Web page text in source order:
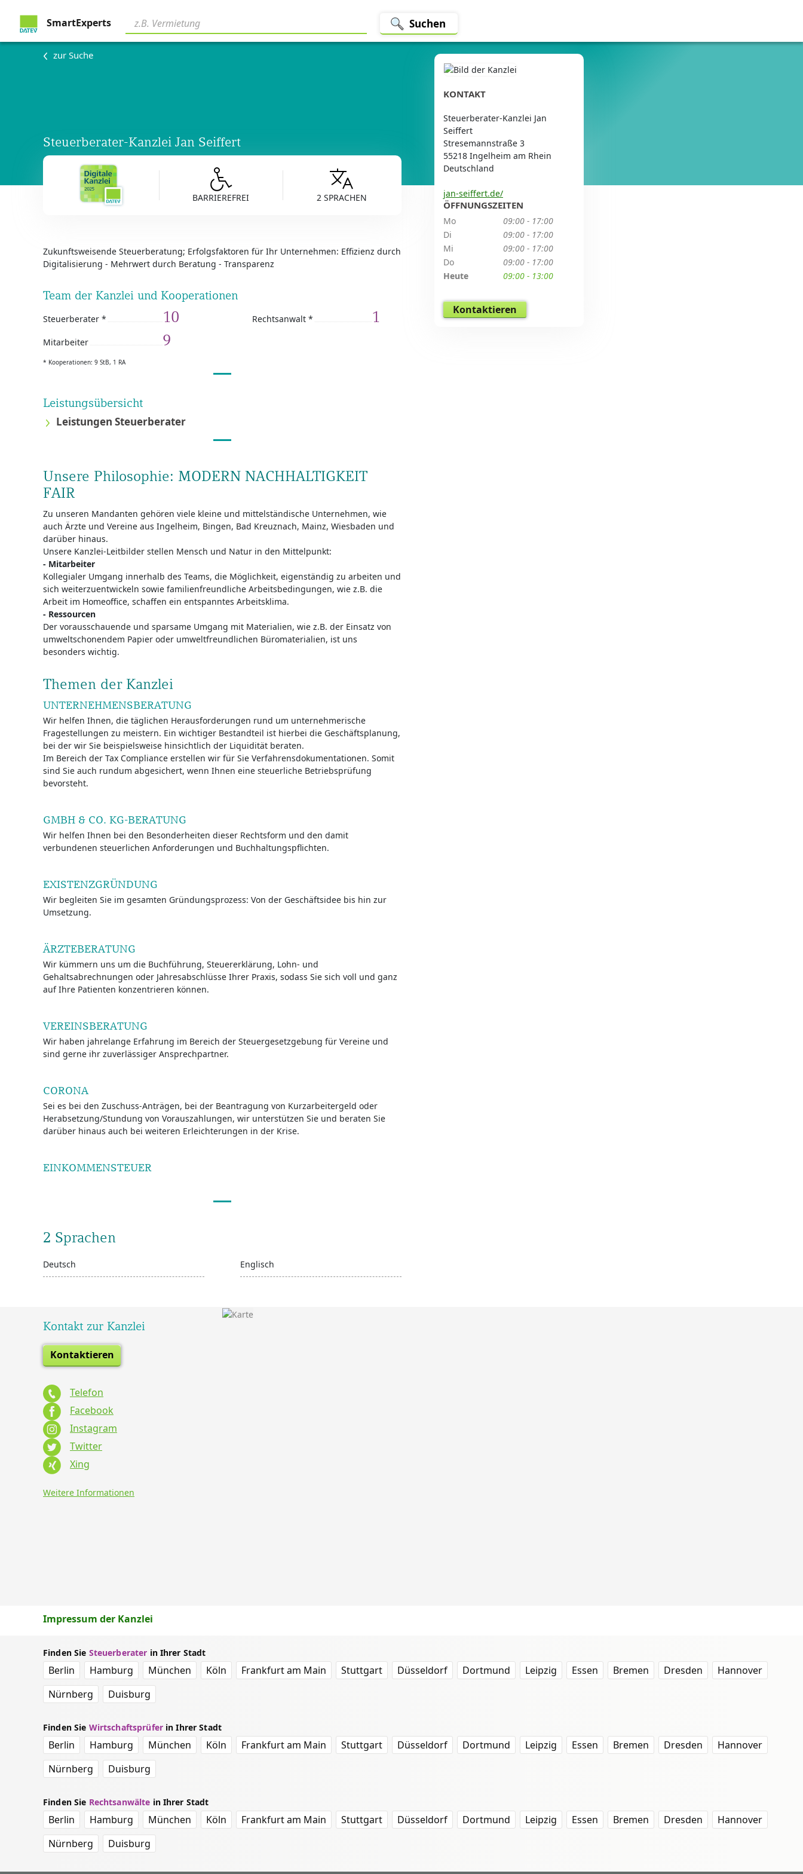
SmartExperts Suchen
zur Suche
Steuerberater-Kanzlei Jan Seiffert
BARRIEREFREI 2 SPRACHEN
Zukunftsweisende Steuerberatung; Erfolgsfaktoren für Ihr Unternehmen: Effizienz durch
Digitalisierung - Mehrwert durch Beratung - Transparenz
Team der Kanzlei und Kooperationen
Steuerberater * 10 Rechtsanwalt * 1
Mitarbeiter 9
* Kooperationen: 9 StB, 1 RA
Leistungsübersicht
Leistungen Steuerberater
Unsere Philosophie: MODERN NACHHALTIGKEIT
FAIR
Zu unseren Mandanten gehören viele kleine und mittelständische Unternehmen, wie
auch Ärzte und Vereine aus Ingelheim, Bingen, Bad Kreuznach, Mainz, Wiesbaden und
darüber hinaus.
Unsere Kanzlei-Leitbilder stellen Mensch und Natur in den Mittelpunkt:
- Mitarbeiter
Kollegialer Umgang innerhalb des Teams, die Möglichkeit, eigenständig zu arbeiten und
sich weiterzuentwickeln sowie familienfreundliche Arbeitsbedingungen, wie z.B. die
Arbeit im Homeoffice, schaffen ein entspanntes Arbeitsklima.
- Ressourcen
Der vorausschauende und sparsame Umgang mit Materialien, wie z.B. der Einsatz von
umweltschonendem Papier oder umweltfreundlichen Büromaterialien, ist uns
besonders wichtig.
Themen der Kanzlei
UNTERNEHMENSBERATUNG
Wir helfen Ihnen, die täglichen Herausforderungen rund um unternehmerische
Fragestellungen zu meistern. Ein wichtiger Bestandteil ist hierbei die Geschäftsplanung,
bei der wir Sie beispielsweise hinsichtlich der Liquidität beraten.
Im Bereich der Tax Compliance erstellen wir für Sie Verfahrensdokumentationen. Somit
sind Sie auch rundum abgesichert, wenn Ihnen eine steuerliche Betriebsprüfung
bevorsteht.
GMBH & CO. KG-BERATUNG
Wir helfen Ihnen bei den Besonderheiten dieser Rechtsform und den damit
verbundenen steuerlichen Anforderungen und Buchhaltungspflichten.
EXISTENZGRÜNDUNG
Wir begleiten Sie im gesamten Gründungsprozess: Von der Geschäftsidee bis hin zur
Umsetzung.
ÄRZTEBERATUNG
Wir kümmern uns um die Buchführung, Steuererklärung, Lohn- und
Gehaltsabrechnungen oder Jahresabschlüsse Ihrer Praxis, sodass Sie sich voll und ganz
auf Ihre Patienten konzentrieren können.
VEREINSBERATUNG
Wir haben jahrelange Erfahrung im Bereich der Steuergesetzgebung für Vereine und
sind gerne ihr zuverlässiger Ansprechpartner.
CORONA
Sei es bei den Zuschuss-Anträgen, bei der Beantragung von Kurzarbeitergeld oder
Herabsetzung/Stundung von Vorauszahlungen, wir unterstützen Sie und beraten Sie
darüber hinaus auch bei weiteren Erleichterungen in der Krise.
EINKOMMENSTEUER
2 Sprachen
Deutsch Englisch
KONTAKT
Steuerberater-Kanzlei Jan
Seiffert
Stresemannstraße 3
55218 Ingelheim am Rhein
Deutschland
jan-seiffert.de/
ÖFFNUNGSZEITEN
Mo
09:00 - 17:00
Di
09:00 - 17:00
Mi
09:00 - 17:00
Do
09:00 - 17:00
Heute
09:00 - 13:00
Kontaktieren
Kontakt zur Kanzlei
Kontaktieren
Telefon
Facebook
Instagram
Twitter
Xing
Weitere Informationen
Impressum der Kanzlei
Finden Sie Steuerberater in Ihrer Stadt
Berlin Hamburg München Köln Frankfurt am Main Stuttgart Düsseldorf Dortmund Leipzig Essen Bremen Dresden
Hannover
Nürnberg
Duisburg
Finden Sie Wirtschaftsprüferin Ihrer Stadt
Berlin Hamburg München Köln Frankfurt am Main Stuttgart Düsseldorf Dortmund Leipzig Essen Bremen Dresden
Hannover
Nürnberg
Duisburg
Finden Sie Rechtsanwälte in Ihrer Stadt
Berlin Hamburg München Köln Frankfurt am Main Stuttgart Düsseldorf Dortmund Leipzig Essen Bremen Dresden
Hannover
Nürnberg
Duisburg